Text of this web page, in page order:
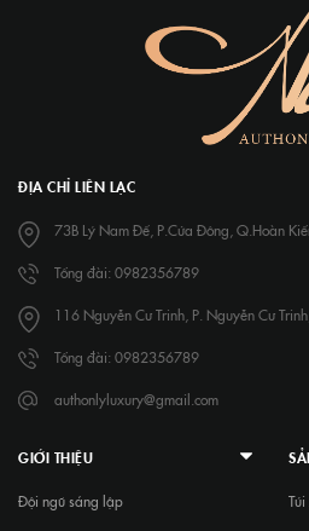
ĐỊA CHỈ LIÊN LẠC
73B Lý Nam Đế, P.Cửa Đông, Q.Hoàn
Tổng đài: 0982356789
116 Nguyễn Cư Trinh, P. Nguyễn Cư
Tổng đài: 0982356789
authonlyluxury@gmail.com
GIỚI THIỆU
Đội ngũ sáng lập